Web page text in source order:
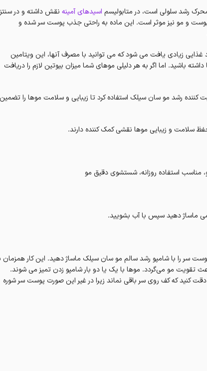
محرک رشد سلولی است، در متابولیسم اسیدهای آمینه نقش داشته و در سنتز
پوست و مو نیز موثر است. این ماده به راحتی جذب پوست سر شده و
غذایی زیادی یافت می شود که می توانید با مصرف آنها، این ویتامین
باشید. اما اگر به هر دلیلی موهای شما میزان بیوتین لازم را دریافت
کننده رشد مو سان سیلک استفاده کرد تا زیبایی و سلامت موها را تضمین
سلامت و زیبایی موها نقشی کمک کننده دارند.
مناسب استفاده روزانه، شستشوی دقیق مو
ماساژ دهید سپس با آب بشویید.
سر را با شامپو رشد سالم مو سان سیلک ماساژ دهید. این کار همزمان
تقویت مو می‌گردد. موها با یک یا دو بار شامپو زدن تمیز می شوند.
کنید که کف روی سر باقی نماند زیرا در غیر این صورت پوست سر شوره